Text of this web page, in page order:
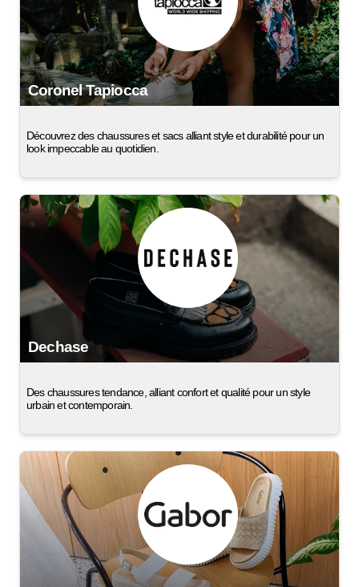
Coronel Tapiocca
Découvrez des chaussures et sacs alliant style et durabilité pour un
look impeccable au quotidien.
Dechase
Des chaussures tendance, alliant confort et qualité pour un style
urbain et contemporain.